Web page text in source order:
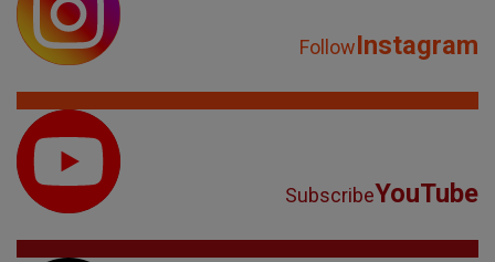
FollowInstagram
SubscribeYouTube